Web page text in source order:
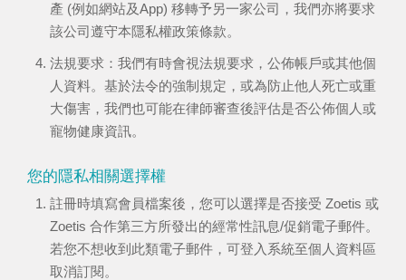
產 (例如網站及App) 移轉予另一家公司，我們亦將要求
該公司遵守本隱私權政策條款。
法規要求：我們有時會視法規要求，公佈帳戶或其他個
人資料。基於法令的強制規定，或為防止他人死亡或重
大傷害，我們也可能在律師審查後評估是否公佈個人或
寵物健康資訊。
您的隱私相關選擇權
註冊時填寫會員檔案後，您可以選擇是否接受 Zoetis 或
Zoetis 合作第三方所發出的經常性訊息/促銷電子郵件。
若您不想收到此類電子郵件，可登入系統至個人資料區
取消訂閱。